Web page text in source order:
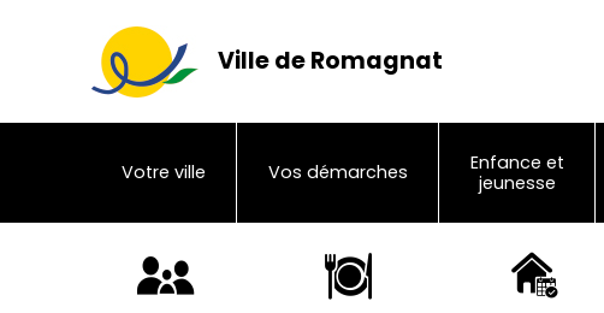
Ville de Romagnat
Votre ville Vos démarches
Enfance et
jeunesse